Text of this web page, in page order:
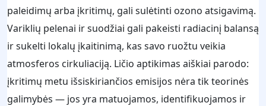
paleidimų arba įkritimų, gali sulėtinti ozono atsigavimą.
Variklių pelenai ir suodžiai gali pakeisti radiacinį balansą
ir sukelti lokalų įkaitinimą, kas savo ruožtu veikia
atmosferos cirkuliaciją. Ličio aptikimas aiškiai parodo:
įkritimų metu išsiskiriančios emisijos nėra tik teorinės
galimybės — jos yra matuojamos, identifikuojamos ir